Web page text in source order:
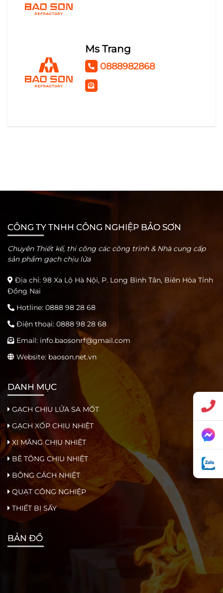
Ms Trang
0888982868
CÔNG TY TNHH CÔNG NGHIỆP BẢO SƠN
Chuyên Thiết kế, thi công các công trình & Nhà cung cấp
sản phẩm gạch chịu lửa
Địa chỉ: 98 Xa Lộ Hà Nội, P. Long Bình Tân, Biên Hòa Tỉnh
Đồng Nai
Hotline: 0888 98 28 68
Điện thoại: 0888 98 28 68
Email: info.baosonrf@gmail.com
Website: baoson.net.vn
DANH MỤC
GẠCH CHỊU LỬA SA MỐT
GẠCH XỐP CHỊU NHIỆT
XI MĂNG CHỊU NHIỆT
BÊ TÔNG CHỊU NHIỆT
BÔNG CÁCH NHIỆT
QUẠT CÔNG NGHIỆP
THIẾT BỊ SẤY
BẢN ĐỒ